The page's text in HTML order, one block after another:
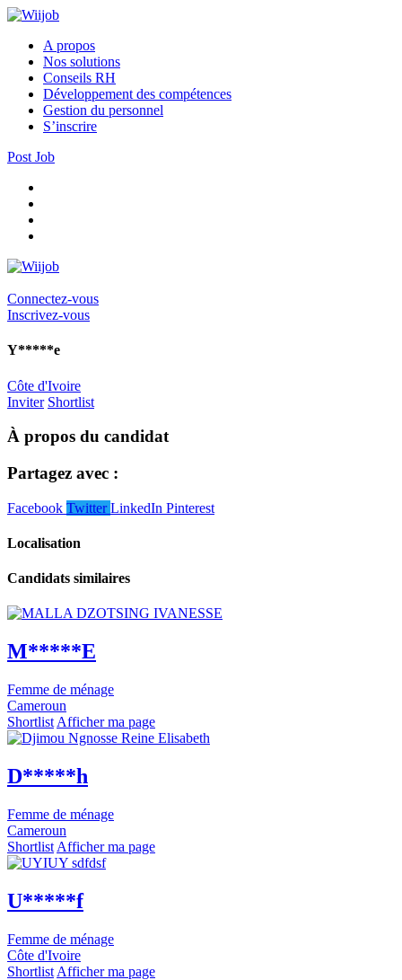
A propos
Nos solutions
Conseils RH
Développement des compétences
Gestion du personnel
S’inscrire
Post Job
Connectez-vous
Inscrivez-vous
Y*****e
Côte d'Ivoire
Inviter Shortlist
À propos du candidat
Partagez avec :
Facebook TwitterLinkedIn Pinterest
Localisation
Candidats similaires
M*****E
Femme de ménage
Cameroun
Shortlist Afficher ma page
D*****h
Femme de ménage
Cameroun
Shortlist Afficher ma page
U*****f
Femme de ménage
Côte d'Ivoire
Shortlist Afficher ma page